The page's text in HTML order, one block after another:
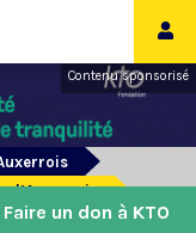
Contenu sponsorisé
l’Auxerrois
Faire un don à KTO